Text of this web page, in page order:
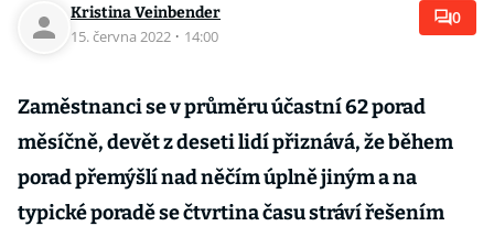
Kristina Veinbender
15. června 2022 · 14:00
0
Zaměstnanci se v průměru účastní 62 porad
měsíčně, devět z deseti lidí přiznává, že během
porad přemýšlí nad něčím úplně jiným a na
typické poradě se čtvrtina času stráví řešením